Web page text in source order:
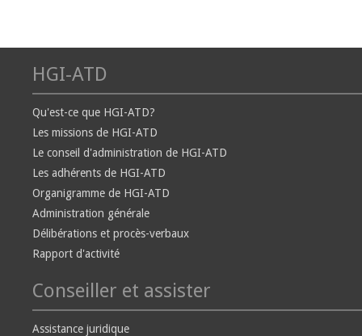
HGI-ATD
Qu'est-ce que HGI-ATD?
Les missions de HGI-ATD
Le conseil d'administration de HGI-ATD
Les adhérents de HGI-ATD
Organigramme de HGI-ATD
Administration générale
Délibérations et procès-verbaux
Rapport d'activité
Conseiller et assister
Assistance juridique